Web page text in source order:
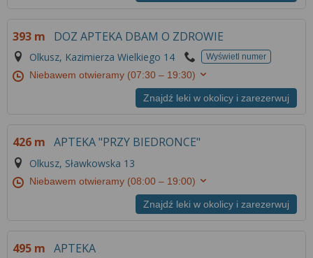
393 m DOZ APTEKA DBAM O ZDROWIE
Olkusz, Kazimierza Wielkiego 14 Wyświetl numer
Niebawem otwieramy (07:30 – 19:30)
Znajdź leki w okolicy i zarezerwuj
426 m APTEKA "PRZY BIEDRONCE"
Olkusz, Sławkowska 13
Niebawem otwieramy (08:00 – 19:00)
Znajdź leki w okolicy i zarezerwuj
495 m APTEKA
Więcej informacji na temat wykorzystywania
znajdziesz wRegulaminie Serwisu.